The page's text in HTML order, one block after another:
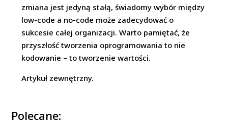
zmiana jest jedyną stałą, świadomy wybór między
low-code a no-code może zadecydować o
sukcesie całej organizacji. Warto pamiętać, że
przyszłość tworzenia oprogramowania to nie
kodowanie – to tworzenie wartości.
Artykuł zewnętrzny.
Polecane: